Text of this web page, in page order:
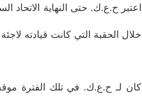
اعتبر ح.ع.ك. حتى النهاية الاتحاد
كان لـ ح.ع.ك. في تلك الفترة